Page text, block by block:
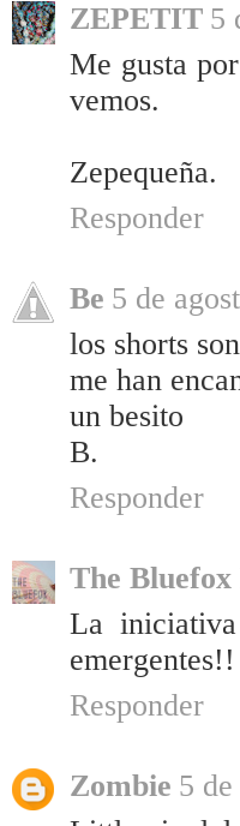
ZEPETIT 5
Me gusta
vemos.
Zepequeña.
Responder
Be 5 de
los shorts
me han
un besito
B.
Responder
The
La
Responder
Zombie 5